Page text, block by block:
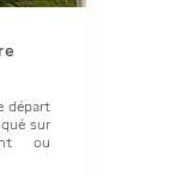
départ
sur
ou